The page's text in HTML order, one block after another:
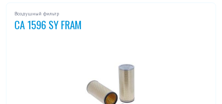
Воздушный фильтр
CA 1596 SY FRAM